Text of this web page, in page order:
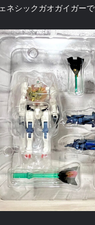
ネシックガオガイガー